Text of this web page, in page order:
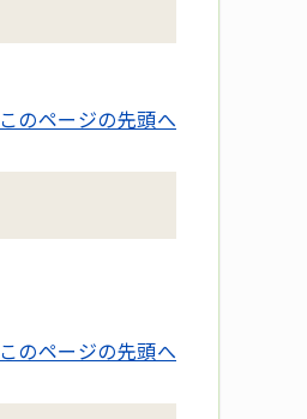
このページの先頭へ
このページの先頭へ